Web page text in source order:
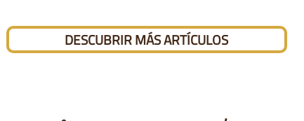
DESCUBRIR MÁS ARTÍCULOS